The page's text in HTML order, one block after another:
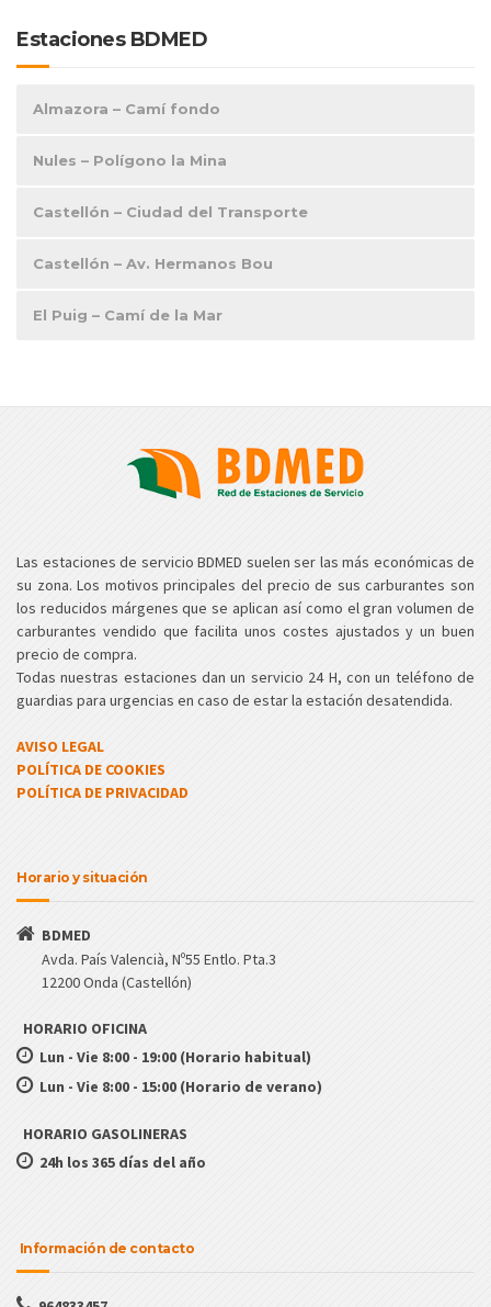
Estaciones BDMED
Almazora – Camí fondo
Nules – Polígono la Mina
Castellón – Ciudad del Transporte
Castellón – Av. Hermanos Bou
El Puig – Camí de la Mar
Las estaciones de servicio BDMED suelen ser las más económicas de
su zona. Los motivos principales del precio de sus carburantes son
los reducidos márgenes que se aplican así como el gran volumen de
carburantes vendido que facilita unos costes ajustados y un buen
precio de compra.
Todas nuestras estaciones dan un servicio 24 H, con un teléfono de
guardias para urgencias en caso de estar la estación desatendida.
AVISO LEGAL
POLÍTICA DE COOKIES
POLÍTICA DE PRIVACIDAD
Horario y situación
BDMED
Avda. País Valencià, Nº55 Entlo. Pta.3
12200 Onda (Castellón)
HORARIO OFICINA
Lun - Vie 8:00 - 19:00 (Horario habitual)
Lun - Vie 8:00 - 15:00 (Horario de verano)
HORARIO GASOLINERAS
24h los 365 días del año
Información de contacto